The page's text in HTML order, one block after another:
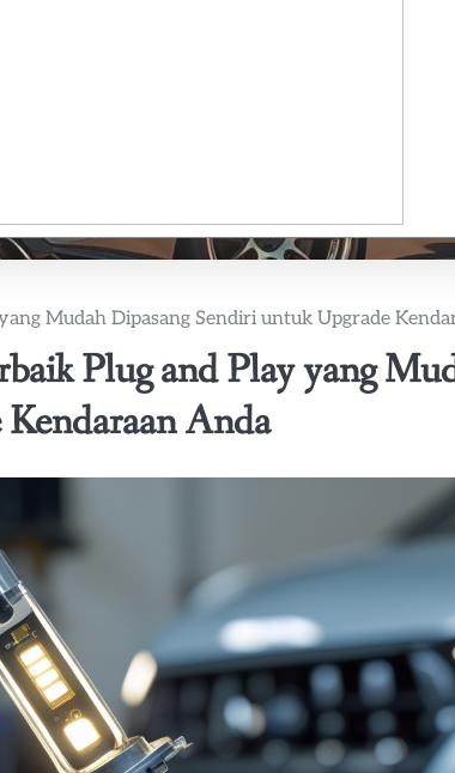
Mudah Dipasang Sendiri untuk Upgrade
Plug and Play yang
Anda